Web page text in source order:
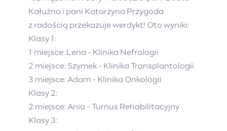
Kałużna i pani Katarzyna Przygoda
z radością przekazuje werdykt! Oto wyniki:
Klasy 1:
1 miejsce: Lena - Klinika Nefrologii
2 miejsce: Szymek - Klinika Transplantologii
3 miejsce: Adam - Klinika Onkologii
Klasy 2:
2 miejsce: Ania - Turnus Rehabilitacyjny
Klasy 3: